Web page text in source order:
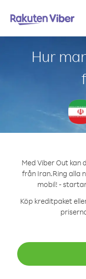
Hur
Med Viber Out kan
från Iran.Ring alla
mobil! -
Köp kreditpaket